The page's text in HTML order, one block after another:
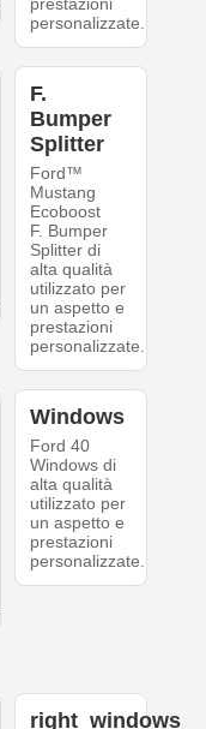
prestazioni
personalizzate.
F.
Bumper
Splitter
Ford™
Mustang
Ecoboost
F. Bumper
Splitter di
alta qualità
utilizzato per
un aspetto e
prestazioni
personalizzate.
Windows
Ford 40
Windows di
alta qualità
utilizzato per
un aspetto e
prestazioni
personalizzate.
right_windows